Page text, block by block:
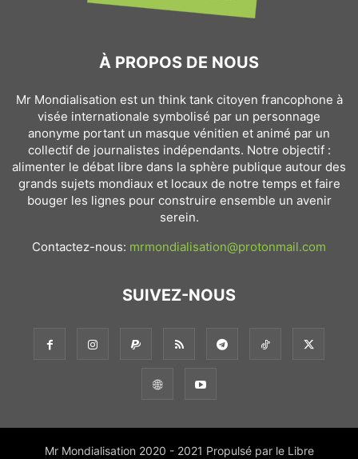
À PROPOS DE NOUS
Mr Mondialisation est un think tank citoyen francophone à
visée internationale symbolisé par un personnage
anonyme portant un masque vénitien et animé par un
collectif de journalistes indépendants. Notre objectif :
alimenter le débat libre dans la sphère publique autour des
grands sujets mondiaux et locaux de notre temps et faire
bouger les lignes pour construire ensemble un avenir
serein.
Contactez-nous: mrmondialisation@protonmail.com
SUIVEZ-NOUS
Mr Mondialisation 2020 - 2021 Propulsé par le Libre